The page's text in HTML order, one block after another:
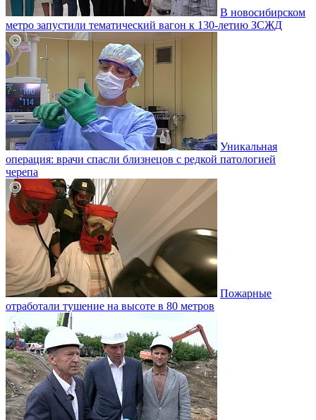
В новосибирском
метро запустили тематический вагон к 130-летию ЗСЖД
Уникальная
операция: врачи спасли близнецов с редкой патологией
черепа
Пожарные
отработали тушение на высоте в 80 метров